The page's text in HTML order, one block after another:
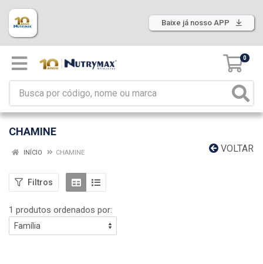
Baixe já nosso APP
0
CHAMINE
VOLTAR
INÍCIO CHAMINE
Filtros
1 produtos ordenados por: